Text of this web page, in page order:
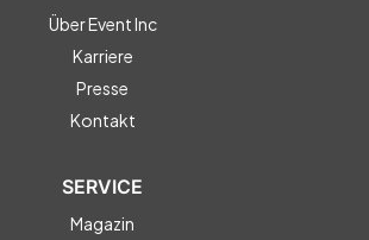
Über Event Inc
Karriere
Presse
Kontakt
SERVICE
Magazin